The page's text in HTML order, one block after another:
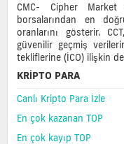
CMC- Cipher
borsalarından en
oranlarını gösterir.
güvenilir geçmiş
tekliflerine (İCO) ilişkin
KRIPTO PARA
Canlı Kripto Para İzle
En çok kazanan TOP
En çok kayıp TOP